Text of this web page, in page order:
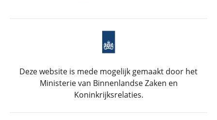
Deze website is mede mogelijk gemaakt door het
Ministerie van Binnenlandse Zaken en
Koninkrijksrelaties.